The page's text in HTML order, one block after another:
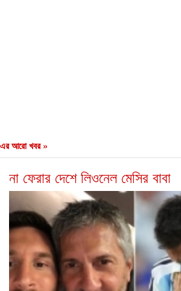
এর আরো খবর »
না ফেরার দেশে লিওনেল মেসির বাবা